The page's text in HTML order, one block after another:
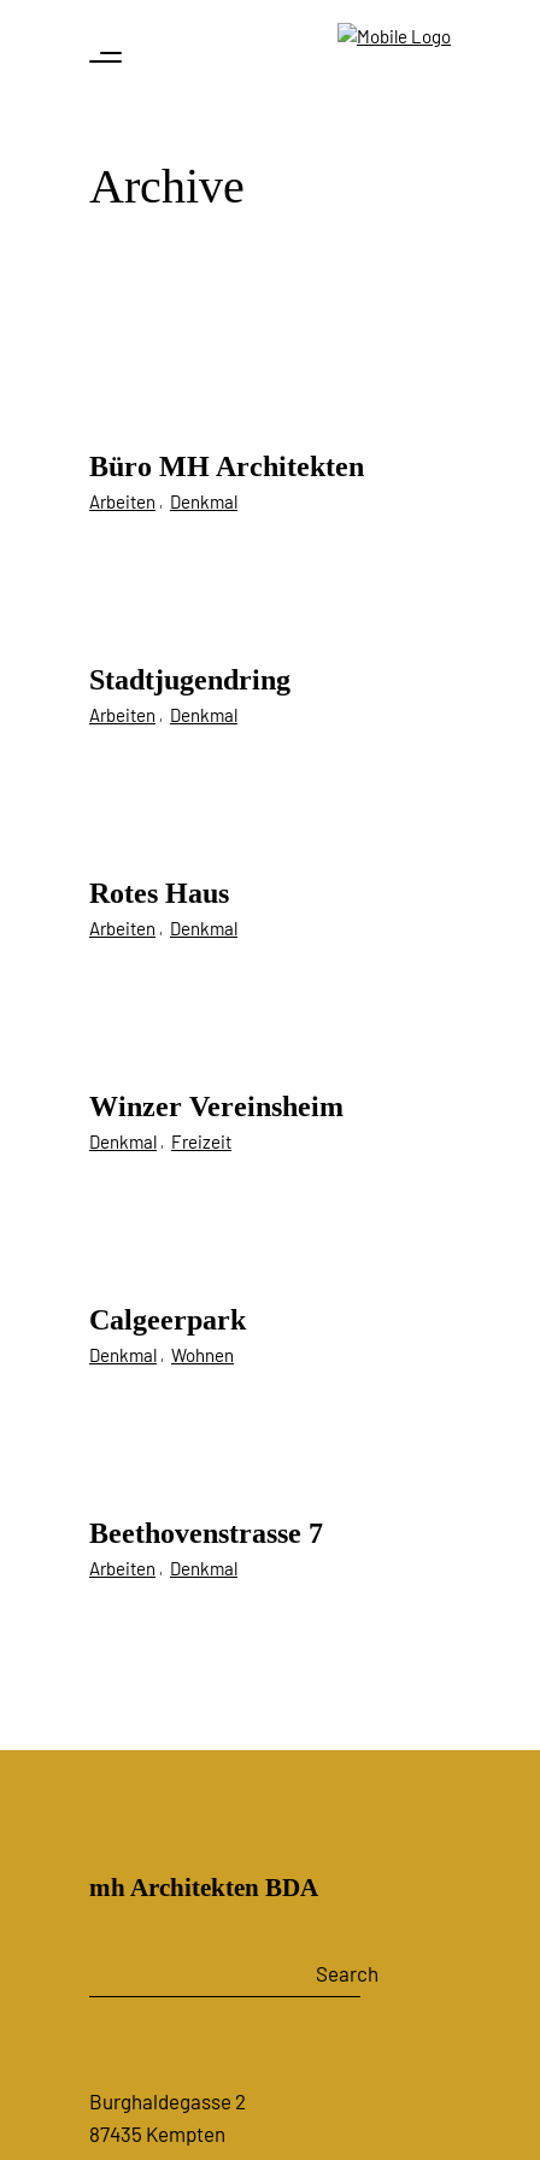
Archive
Büro MH Architekten
Arbeiten Denkmal
Stadtjugendring
Arbeiten Denkmal
Rotes Haus
Arbeiten Denkmal
Winzer Vereinsheim
Denkmal Freizeit
Calgeerpark
Denkmal Wohnen
Beethovenstrasse 7
Arbeiten Denkmal
mh Architekten BDA
Search
Burghaldegasse 2
87435 Kempten